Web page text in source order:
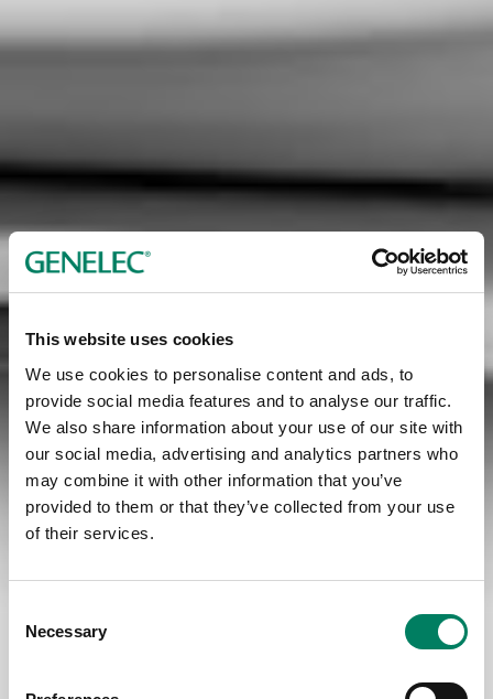
This website uses cookies
We use cookies to personalise content and ads, to
provide social media features and to analyse our traffic.
We also share information about your use of our site with
our social media, advertising and analytics partners who
may combine it with other information that you’ve
provided to them or that they’ve collected from your use
of their services.
Selection
Necessary